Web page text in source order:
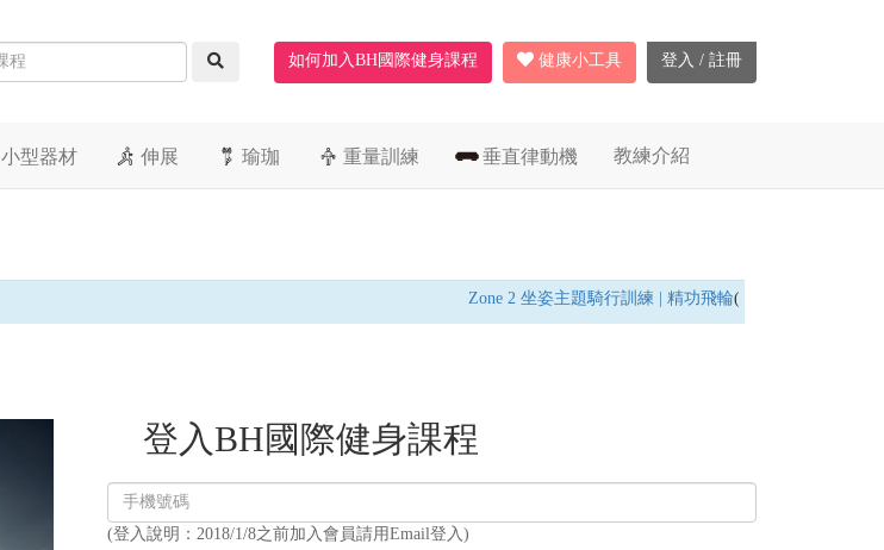
如何加入BH國際健身課程 健康小工具 登入 / 註冊
小型器材 伸展 瑜珈 重量訓練 垂直律動機 教練介紹
Zone 2 坐姿主題騎行訓練 | 精功飛輪(飛輪車) /
登入BH國際健身課程
入
帳
(登入說明：2018/1/8之前加入會員請用Email登入)